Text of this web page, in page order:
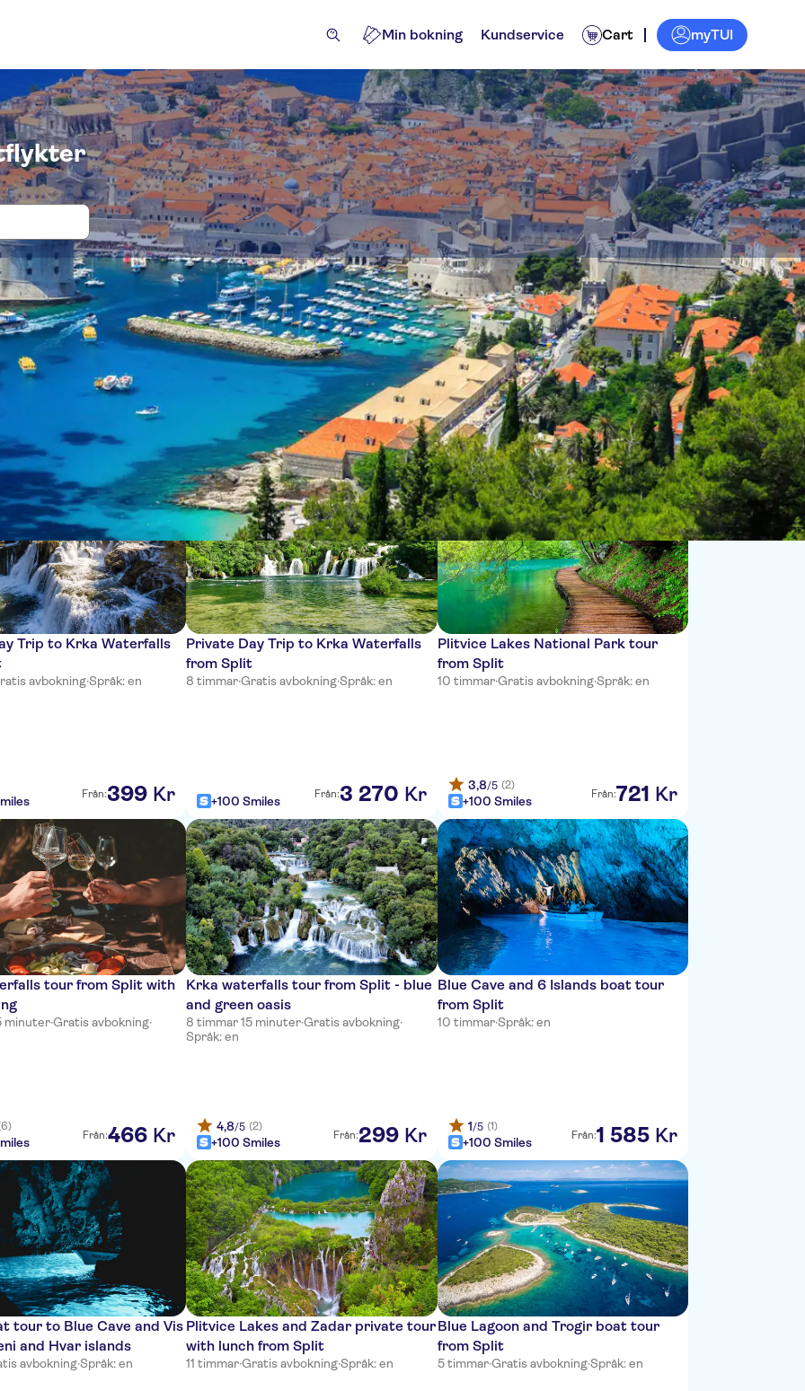
Min bokning Kundservice Cart myTUI
och biljetter till Utflykter från Split
& dagsturer Attraktioner & guidade rundturer
Sort by:
Trip to Krka Waterfalls
avbokning·Språk: en
Från:399 Kr
Private Day Trip to Krka Waterfalls
from Split
8 timmar·Gratis avbokning·Språk: en
+100 Smiles Från:3 270 Kr
Plitvice Lakes National Park tour
from Split
10 timmar·Gratis avbokning·Språk: en
3,8/5 (2)
+100 Smiles Från:721 Kr
tour from Split with
minuter·Gratis avbokning·
Från:466 Kr
Krka waterfalls tour from Split - blue
and green oasis
8 timmar 15 minuter·Gratis avbokning·
Språk: en
4,8/5 (2)
+100 Smiles Från:299 Kr
Blue Cave and 6 Islands boat tour
from Split
10 timmar·Språk: en
1/5 (1)
+100 Smiles Från:1 585 Kr
tour to Blue Cave and Vis
and Hvar islands
avbokning·Språk: en
Plitvice Lakes and Zadar private tour
with lunch from Split
11 timmar·Gratis avbokning·Språk: en
Blue Lagoon and Trogir boat tour
from Split
5 timmar·Gratis avbokning·Språk: en